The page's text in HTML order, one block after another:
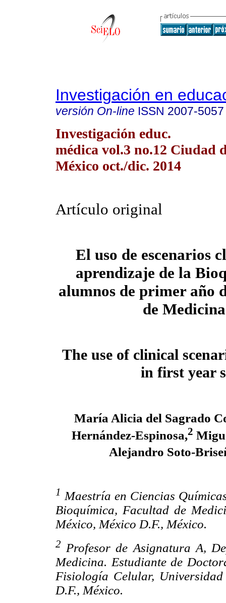
Investigación en
versión On-line ISSN 2007-5057
Investigación educ.
médica vol.3 no.12 Ciudad
México oct./dic. 2014
Artículo original
El uso de escenarios
aprendizaje de la
alumnos de primer año
de Medicina
The use of clinical
in first year
María Alicia del Sagrado
Hernández-Espinosa,2
Alejandro Soto-
1 Maestría en Ciencias
Bioquímica, Facultad de
México, México D.F., México.
2 Profesor de Asignatura A,
Medicina. Estudiante de
Fisiología Celular,
D.F., México.